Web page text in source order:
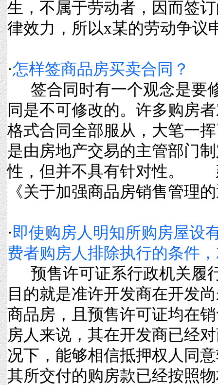
生，不属于劳动者，因而签
律效力，所以x某的劳动争议
·怎样签商品房买卖合同？
签合同时有一个观念是要
同是不可修改的。许多购房
格式合同全部服从，大笔一
是由房地产交易的主管部门
性，但并不具有针对性。
《关于加强商品房销售管理
·即使购房人明知所购房屋设
费者购房人排除执行的条件
预售许可证系行政机关履
目的就是准许开发商在开发
商品房，且预售许可证均在
房人来说，其在开发商已经
况下，能够相信抵押权人同
其所交付的购房款已经按照